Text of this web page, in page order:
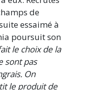
de
essaimé à
poursuit son
le choix de la
sont pas
On
le produit de